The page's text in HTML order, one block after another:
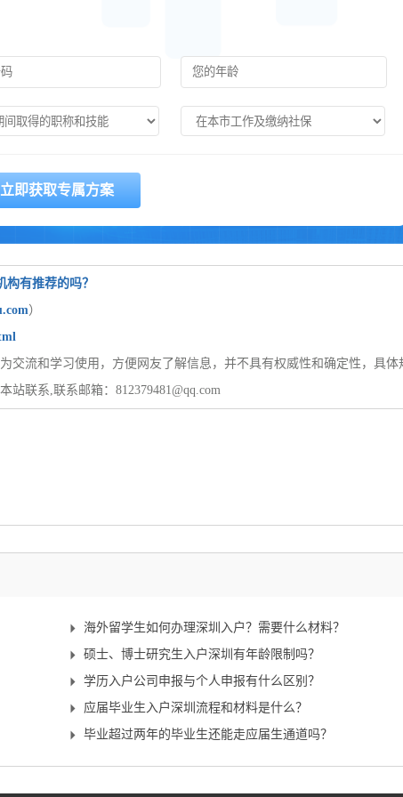
构有推荐的吗？
）
交流和学习使用，方便网友了解信息，并不具有权威性和确定性，具体
联系,联系邮箱：812379481@qq.com
海外留学生如何办理深圳入户？需要什么材料？
硕士、博士研究生入户深圳有年龄限制吗？
学历入户公司申报与个人申报有什么区别？
应届毕业生入户深圳流程和材料是什么？
毕业超过两年的毕业生还能走应届生通道吗？